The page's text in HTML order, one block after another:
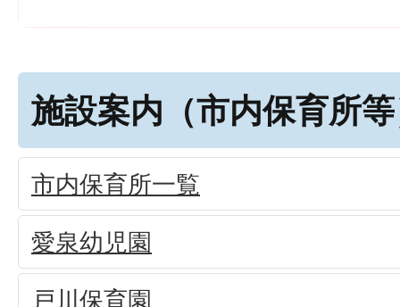
施設案内（市内保育所
市内保育所一覧
愛泉幼児園
戸川保育園